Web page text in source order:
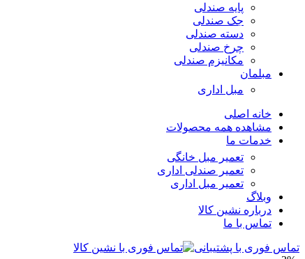
پایه صندلی
جک صندلی
دسته صندلی
چرخ صندلی
مکانیزم صندلی
مبلمان
مبل اداری
خانه اصلی
مشاهده همه محصولات
خدمات ما
تعمیر مبل خانگی
تعمیر صندلی اداری
تعمیر مبل اداری
وبلاگ
درباره نشین کالا
تماس با ما
تماس فوری با پشتیبانی